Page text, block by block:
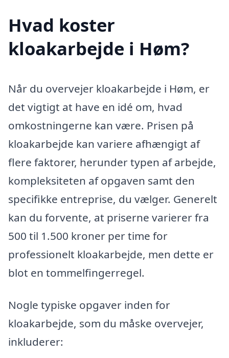
Hvad koster
kloakarbejde i Høm?
Når du overvejer kloakarbejde i Høm, er
det vigtigt at have en idé om, hvad
omkostningerne kan være. Prisen på
kloakarbejde kan variere afhængigt af
flere faktorer, herunder typen af arbejde,
kompleksiteten af opgaven samt den
specifikke entreprise, du vælger. Generelt
kan du forvente, at priserne varierer fra
500 til 1.500 kroner per time for
professionelt kloakarbejde, men dette er
blot en tommelfingerregel.
Nogle typiske opgaver inden for
kloakarbejde, som du måske overvejer,
inkluderer: